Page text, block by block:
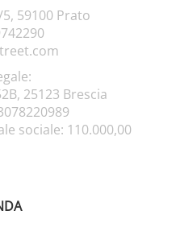
59100 Prato
25123 Brescia
sociale: 110.000,00